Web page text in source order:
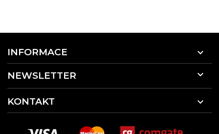
INFORMACE 
NEWSLETTER 
KONTAKT 